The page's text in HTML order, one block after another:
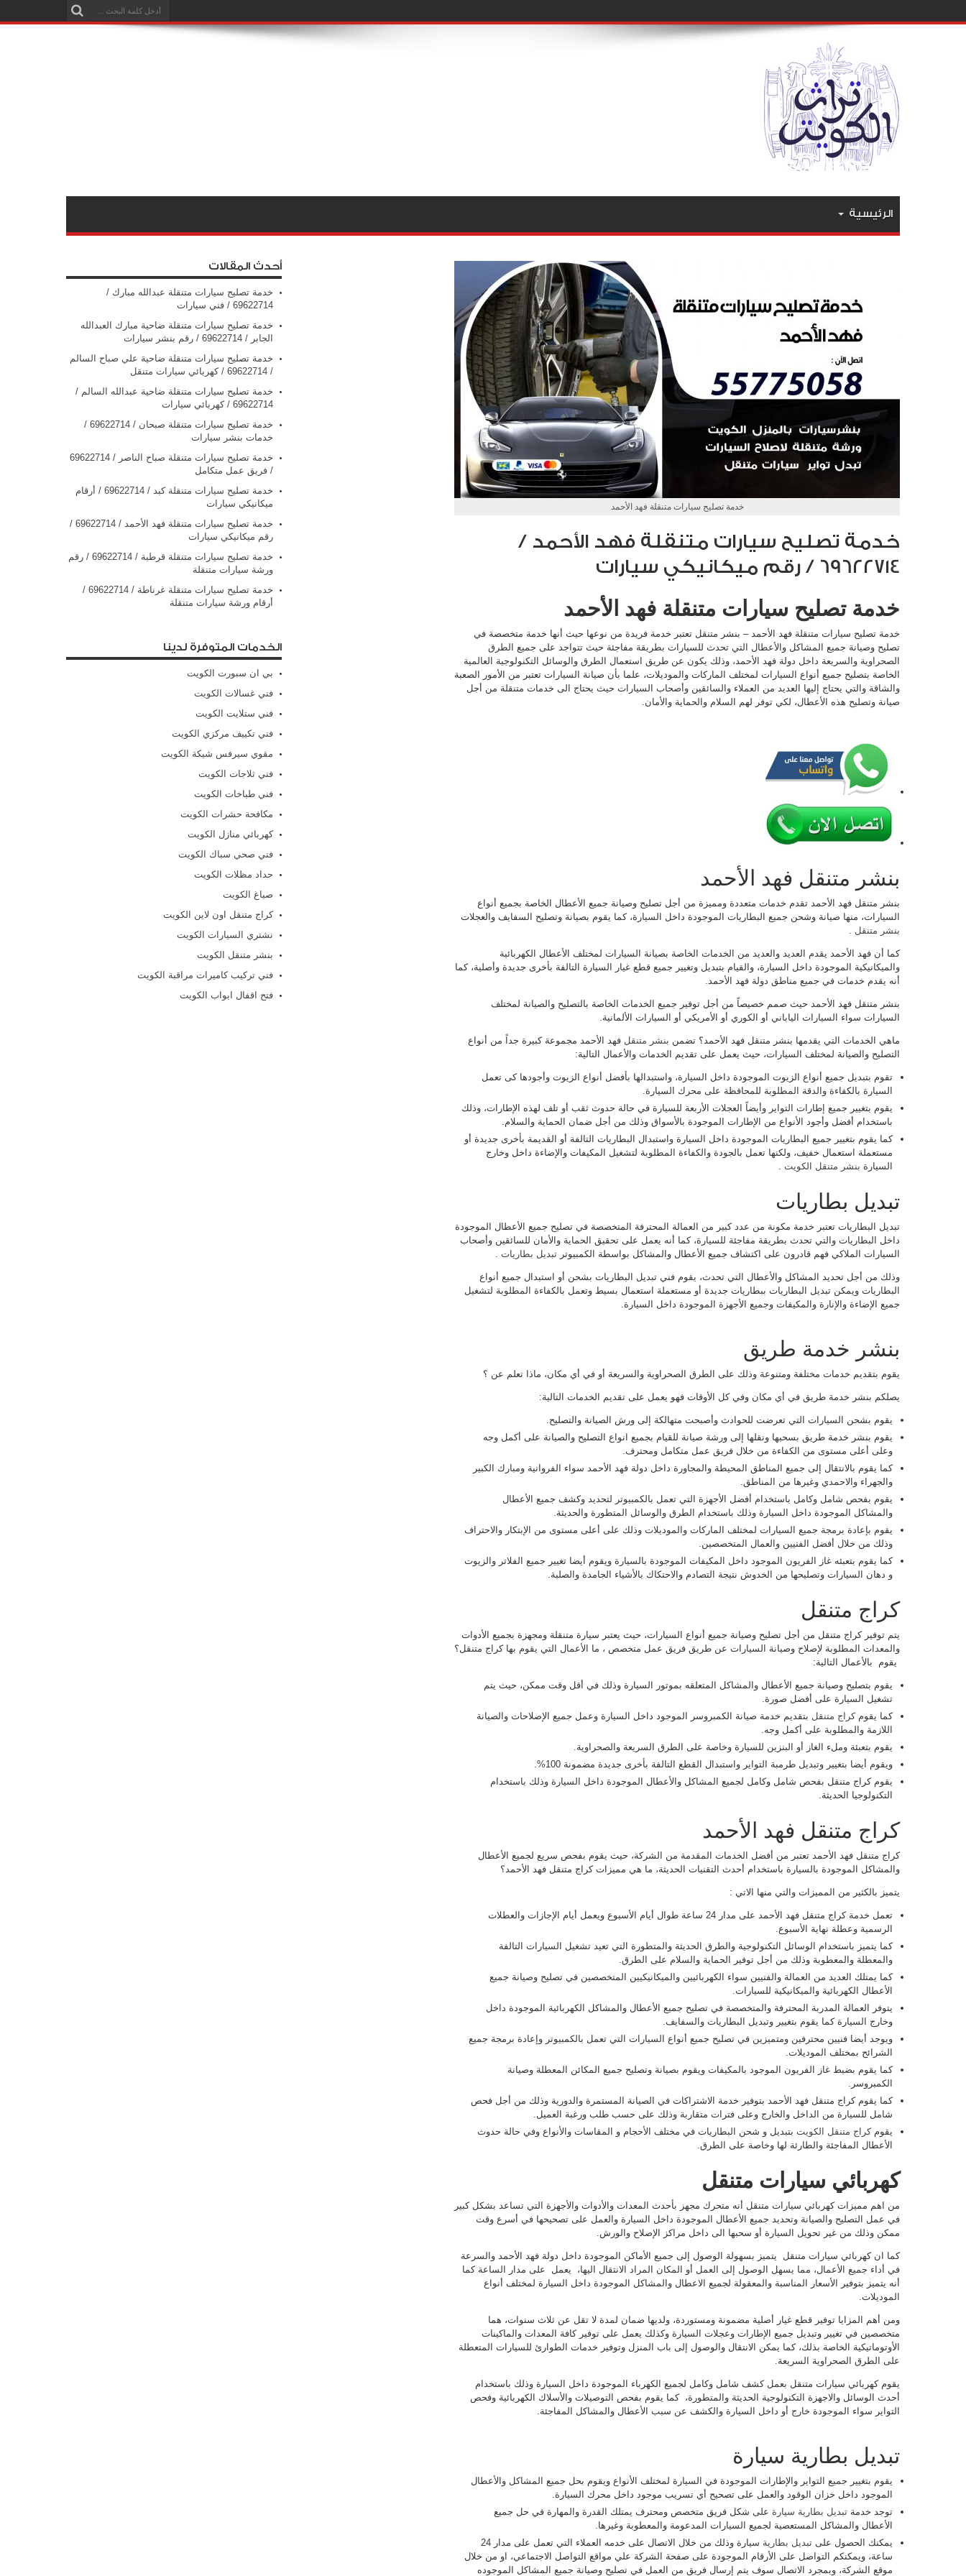
الرئيسية
خدمة تصليح سيارات متنقلة فهد الأحمد
خدمة تصليح سيارات متنقلة فهد الأحمد /
69622714‬ / رقم ميكانيكي سيارات
خدمة تصليح سيارات متنقلة فهد الأحمد
خدمة تصليح سيارات متنقلة فهد الأحمد – بنشر متنقل تعتبر خدمة فريدة من نوعها حيث أنها خدمة متخصصة في
تصليح وصيانة جميع المشاكل والأعطال التي تحدث للسيارات بطريقة مفاجئة حيث تتواجد على جميع الطرق
الصحراوية والسريعة داخل دولة فهد الأحمد، وذلك يكون عن طريق استعمال الطرق والوسائل التكنولوجية العالمية
الخاصة بتصليح جميع أنواع السيارات لمختلف الماركات والموديلات، علما بأن صيانة السيارات تعتبر من الأمور الصعبة
والشاقة والتي يحتاج إليها العديد من العملاء والسائقين وأصحاب السيارات حيث يحتاج الى خدمات متنقلة من أجل
صيانة وتصليح هذه الأعطال، لكي توفر لهم السلام والحماية والأمان.
بنشر متنقل فهد الأحمد
بنشر متنقل فهد الأحمد تقدم خدمات متعددة ومميزة من أجل تصليح وصيانة جميع الأعطال الخاصة بجميع أنواع
السيارات، منها صيانة وشحن جميع البطاريات الموجودة داخل السيارة، كما يقوم بصيانة وتصليح السفايف والعجلات
بنشر متنقل .
كما أن فهد الأحمد يقدم العديد والعديد من الخدمات الخاصة بصيانة السيارات لمختلف الأعطال الكهربائية
والميكانيكية الموجودة داخل السيارة، والقيام بتبديل وتغيير جميع قطع غيار السيارة التالفة بأخرى جديدة وأصلية، كما
أنه يقدم خدمات في جميع مناطق دولة فهد الأحمد.
بنشر متنقل فهد الأحمد حيث صمم خصيصاً من أجل توفير جميع الخدمات الخاصة بالتصليح والصيانة لمختلف
السيارات سواء السيارات الياباني أو الكوري أو الأمريكي أو السيارات الألمانية.
ماهي الخدمات التي يقدمها بنشر متنقل فهد الأحمد؟ تضمن بنشر متنقل فهد الأحمد مجموعة كبيرة جداً من أنواع
التصليح والصيانة لمختلف السيارات، حيث يعمل على تقديم الخدمات والأعمال التالية:
تقوم بتبديل جميع أنواع الزيوت الموجودة داخل السيارة، واستبدالها بأفضل أنواع الزيوت وأجودها كى تعمل
السيارة بالكفاءة والدقة المطلوبة للمحافظة على محرك السيارة.
يقوم بتغيير جميع إطارات التواير وأيضاً العجلات الأربعة للسيارة في حالة حدوث ثقب أو تلف لهذه الإطارات، وذلك
باستخدام أفضل وأجود الأنواع من الإطارات الموجودة بالأسواق وذلك من أجل ضمان الحماية والسلام.
كما يقوم بتغيير جميع البطاريات الموجودة داخل السيارة واستبدال البطاريات التالفة أو القديمة بأخرى جديدة أو
مستعملة استعمال خفيف، ولكنها تعمل بالجودة والكفاءة المطلوبة لتشغيل المكيفات والإضاءة داخل وخارج
السيارة بنشر متنقل الكويت .
تبديل بطاريات
تبديل البطاريات تعتبر خدمة مكونة من عدد كبير من العمالة المحترفة المتخصصة في تصليح جميع الأعطال الموجودة
داخل البطاريات والتي تحدث بطريقة مفاجئة للسيارة، كما أنه يعمل على تحقيق الحماية والأمان للسائقين وأصحاب
السيارات الملاكي فهم قادرون على اكتشاف جميع الأعطال والمشاكل بواسطة الكمبيوتر تبديل بطاريات .
وذلك من أجل تحديد المشاكل والأعطال التي تحدث، يقوم فني تبديل البطاريات بشحن أو استبدال جميع أنواع
البطاريات ويمكن تبديل البطاريات ببطاريات جديدة أو مستعملة استعمال بسيط وتعمل بالكفاءة المطلوبة لتشغيل
جميع الإضاءة والإنارة والمكيفات وجميع الأجهزة الموجودة داخل السيارة.
بنشر خدمة طريق
يقوم بتقديم خدمات مختلفة ومتنوعة وذلك على الطرق الصحراوية والسريعة أو في أي مكان، ماذا تعلم عن ؟
يصلكم بنشر خدمة طريق في أي مكان وفي كل الأوقات فهو يعمل على تقديم الخدمات التالية:
يقوم بشحن السيارات التي تعرضت للحوادث وأصبحت متهالكة إلى ورش الصيانة والتصليح.
يقوم بنشر خدمة طريق بسحبها ونقلها إلى ورشة صيانة للقيام بجميع انواع التصليح والصيانة على أكمل وجه
وعلى أعلى مستوى من الكفاءة من خلال فريق عمل متكامل ومحترف.
كما يقوم بالانتقال إلى جميع المناطق المحيطة والمجاورة داخل دولة فهد الأحمد سواء الفروانية ومبارك الكبير
والجهراء والاحمدي وغيرها من المناطق.
يقوم بفحص شامل وكامل باستخدام أفضل الأجهزة التي تعمل بالكمبيوتر لتحديد وكشف جميع الأعطال
والمشاكل الموجودة داخل السيارة وذلك باستخدام الطرق والوسائل المتطورة والحديثة.
يقوم بإعادة برمجة جميع السيارات لمختلف الماركات والموديلات وذلك على أعلى مستوى من الإبتكار والاحتراف
وذلك من خلال أفضل الفنيين والعمال المتخصصين.
كما يقوم بتعبئه غاز الفريون الموجود داخل المكيفات الموجودة بالسيارة ويقوم أيضا تغيير جميع الفلاتر والزيوت
و دهان السيارات وتصليحها من الخدوش نتيجة التصادم والاحتكاك بالأشياء الجامدة والصلبة.
كراج متنقل
يتم توفير كراج متنقل من أجل تصليح وصيانة جميع أنواع السيارات، حيث يعتبر سيارة متنقلة ومجهزة بجميع الأدوات
والمعدات المطلوبة لإصلاح وصيانة السيارات عن طريق فريق عمل متخصص ، ما الأعمال التي يقوم بها كراج متنقل؟
يقوم بالأعمال التالية:
يقوم بتصليح وصيانة جميع الأعطال والمشاكل المتعلقه بموتور السيارة وذلك في أقل وقت ممكن، حيث يتم
تشغيل السيارة على أفضل صورة.
كما يقومكراج متنقل بتقديم خدمة صيانة الكمبروسر الموجود داخل السيارة وعمل جميع الإصلاحات والصيانة
اللازمة والمطلوبة على أكمل وجه.
يقوم بتعبئة وملء الغاز أو البنزين للسيارة وخاصة على الطرق السريعة والصحراوية.
ويقوم أيضا بتغيير وتبديل طرمبة التواير واستبدال القطع التالفة بأخرى جديدة مضمونة 100%.
يقوم كراج متنقل بفحص شامل وكامل لجميع المشاكل والأعطال الموجودة داخل السيارة وذلك باستخدام
التكنولوجيا الحديثة.
كراج متنقل فهد الأحمد
كراج متنقل فهد الأحمد تعتبر من أفضل الخدمات المقدمة من الشركة، حيث يقوم بفحص سريع لجميع الأعطال
والمشاكل الموجودة بالسيارة باستخدام أحدث التقنيات الحديثة، ما هي مميزات كراج متنقل فهد الأحمد؟
يتميز بالكثير من المميزات والتي منها الاتي :
تعمل خدمة كراج متنقل فهد الأحمد على مدار 24 ساعة طوال أيام الأسبوع ويعمل أيام الإجازات والعطلات
الرسمية وعطلة نهاية الأسبوع.
كما يتميز باستخدام الوسائل التكنولوجية والطرق الحديثة والمتطورة التي تعيد تشغيل السيارات التالفة
والمعطلة والمعطوبة وذلك من أجل توفير الحماية والسلام على الطرق.
كما يمتلك العديد من العمالة والفنيين سواء الكهربائيين والميكانيكيين المتخصصين في تصليح وصيانة جميع
الأعطال الكهربائية والميكانيكية للسيارات.
يتوفر العمالة المدربة المحترفة والمتخصصة في تصليح جميع الأعطال والمشاكل الكهربائية الموجودة داخل
وخارج السيارة كما يقوم بتغيير وتبديل البطاريات والسفايف.
ويوجد أيضا فنيين محترفين ومتميزين في تصليح جميع أنواع السيارات التي تعمل بالكمبيوتر وإعادة برمجة جميع
الشرائح بمختلف الموديلات.
كما يقوم بضبط غاز الفريون الموجود بالمكيفات ويقوم بصيانة وتصليح جميع المكائن المعطلة وصيانة
الكمبروسر.
كما يقوم كراج متنقل فهد الأحمد بتوفير خدمة الاشتراكات في الصيانة المستمرة والدورية وذلك من أجل فحص
شامل للسيارة من الداخل والخارج وعلى فترات متقاربة وذلك على حسب طلب ورغبة العميل.
يقومكراج متنقل الكويت بتبديل و شحن البطاريات في مختلف الأحجام و المقاسات والأنواع وفي حالة حدوث
الأعطال المفاجئة والطارئة لها وخاصة على الطرق.
كهربائي سيارات متنقل
من اهم مميزات كهربائي سيارات متنقل أنه متحرك مجهز بأحدث المعدات والأدوات والأجهزة التي تساعد بشكل كبير
في عمل التصليح والصيانة وتحديد جميع الأعطال الموجودة داخل السيارة والعمل على تصحيحها في أسرع وقت
ممكن وذلك من غير تحويل السيارة أو سحبها الى داخل مراكز الإصلاح والورش.
كما ان كهربائي سيارات متنقل يتميز بسهولة الوصول إلى جميع الأماكن الموجودة داخل دولة فهد الأحمد والسرعة
في أداء جميع الأعمال، مما يسهل الوصول إلى العمل أو المكان المراد الانتقال اليها، يعمل على مدار الساعة كما
أنه يتميز بتوفير الأسعار المناسبة والمعقولة لجميع الاعطال والمشاكل الموجودة داخل السيارة لمختلف أنواع
الموديلات.
ومن أهم المزايا توفير قطع غيار أصلية مضمونة ومستوردة، ولديها ضمان لمدة لا تقل عن ثلاث سنوات، هما
متخصصين في تغيير وتبديل جميع الإطارات وعجلات السيارة وكذلك يعمل على توفير كافة المعدات والماكينات
الأوتوماتيكية الخاصة بذلك، كما يمكن الانتقال والوصول إلى باب المنزل وتوفير خدمات الطوارئ للسيارات المتعطلة
على الطرق الصحراوية السريعة.
يقوم كهربائي سيارات متنقل بعمل كشف شامل وكامل لجميع الكهرباء الموجودة داخل السيارة وذلك باستخدام
أحدث الوسائل والاجهزة التكنولوجية الحديثة والمتطورة، كما يقوم بفحص التوصيلات والأسلاك الكهربائية وفحص
التواير سواء الموجودة خارج أو داخل السيارة والكشف عن سبب الأعطال والمشاكل المفاجئة.
تبديل بطارية سيارة
يقوم بتغيير جميع التواير والإطارات الموجودة في السيارة لمختلف الأنواع ويقوم بحل جميع المشاكل والأعطال
الموجود داخل خزان الوقود والعمل على تصحيح أي تسريب موجود داخل محرك السيارة.
توجد خدمة تبديل بطارية سيارة على شكل فريق متخصص ومحترف يمتلك القدرة والمهارة في حل جميع
الأعطال والمشاكل المستعصية لجميع السيارات المدعومة والمعطوبة وغيرها.
يمكنك الحصول على تبديل بطارية
سيارة وذلك من خلال الاتصال على خدمه العملاء التي تعمل على مدار 24
ساعة، ويمكنكم التواصل على الأرقام الموجودة على صفحة الشركة علي مواقع التواصل الاجتماعي، او من خلال
موقع الشركة، وبمجرد الاتصال سوف يتم إرسال فريق من العمل في تصليح وصيانة جميع المشاكل الموجوده
أحدث المقالات
خدمة تصليح سيارات متنقلة عبدالله مبارك /
69622714‬ / فني سيارات
خدمة تصليح سيارات متنقلة ضاحية مبارك العبدالله
الجابر / 69622714‬ / رقم بنشر سيارات
خدمة تصليح سيارات متنقلة ضاحية علي صباح السالم
/ 69622714‬ / كهربائي سيارات متنقل
خدمة تصليح سيارات متنقلة ضاحية عبدالله السالم /
69622714‬ / كهربائي سيارات
خدمة تصليح سيارات متنقلة صبحان / 69622714‬ /
خدمات بنشر سيارات
/ فريق عمل متكامل
خدمة تصليح سيارات متنقلة كبد / 69622714‬ / أرقام
ميكانيكي سيارات
خدمة تصليح سيارات متنقلة فهد الأحمد / 69622714‬ /
رقم ميكانيكي سيارات
خدمة تصليح سيارات متنقلة قرطبة / 69622714‬ / رقم
ورشة سيارات متنقلة
خدمة تصليح سيارات متنقلة غرناطة / 69622714‬ /
أرقام ورشة سيارات متنقلة
الخدمات المتوفرة لدينا
بي ان سبورت الكويت
فني غسالات الكويت
فني ستلايت الكويت
فني تكييف مركزي الكويت
مقوي سيرفس شيكة الكويت
فني ثلاجات الكويت
فني طباخات الكويت
مكافحة حشرات الكويت
كهربائي منازل الكويت
فني صحي سباك الكويت
حداد مظلات الكويت
صباغ الكويت
كراج متنقل اون لاين الكويت
نشتري السيارات الكويت
بنشر متنقل الكويت
فني تركيب كاميرات مراقبة الكويت
فتح اقفال ابواب الكويت